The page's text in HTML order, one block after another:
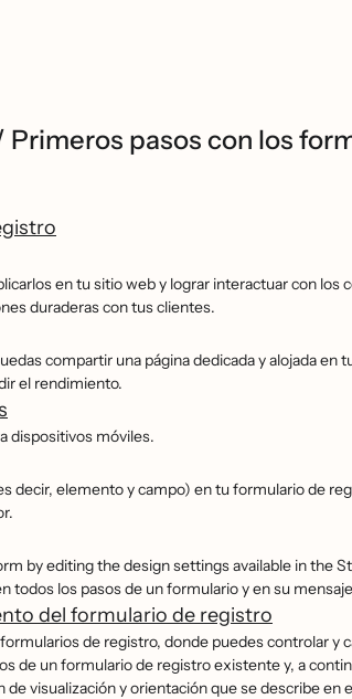
Primeros pasos con los
en tu sitio web y lograr interactuar con los
duraderas con tus clientes.
compartir una página dedicada y alojada en
el rendimiento.
dispositivos móviles.
decir, elemento y campo) en tu formulario de
by editing the design settings available in the
todos los pasos de un formulario y en su
del formulario de registro
de registro, donde puedes controlar y
de un formulario de registro existente y, a
visualización y orientación que se describe en